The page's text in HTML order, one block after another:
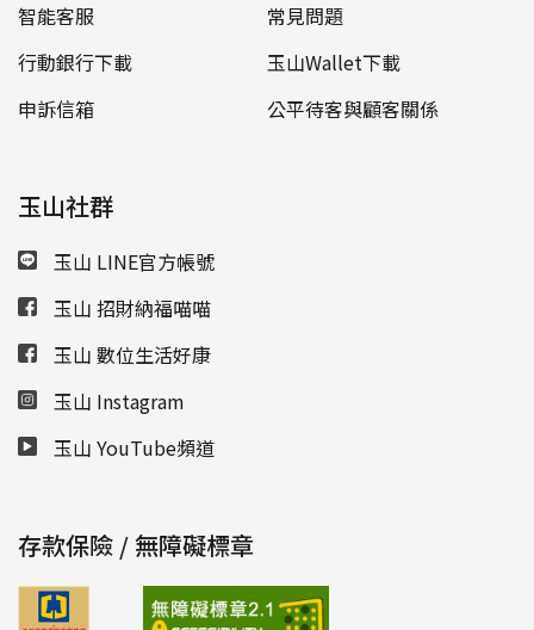
智能客服
常見問題
行動銀行下載
玉山Wallet下載
申訴信箱
公平待客與顧客關係
玉山社群
玉山 LINE官方帳號
玉山 招財納福喵喵
玉山 數位生活好康
玉山 Instagram
玉山 YouTube頻道
存款保險 / 無障礙標章